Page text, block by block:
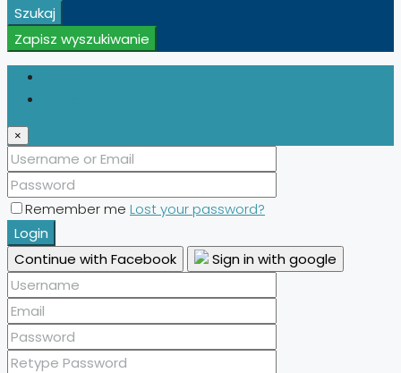
Szukaj
Zapisz wyszukiwanie
×
Remember me Lost your password?
Login
Continue with Facebook
Sign in with google